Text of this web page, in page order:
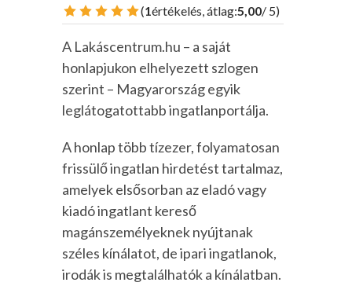
Kiváló
Jó
Közepes
Gyenge
Rossz
(1értékelés, átlag:5,00/ 5)
A Lakáscentrum.hu – a saját
honlapjukon elhelyezett szlogen
szerint – Magyarország egyik
leglátogatottabb ingatlanportálja.
A honlap több tízezer, folyamatosan
frissülő ingatlan hirdetést tartalmaz,
amelyek elsősorban az eladó vagy
kiadó ingatlant kereső
magánszemélyeknek nyújtanak
széles kínálatot, de ipari ingatlanok,
irodák is megtalálhatók a kínálatban.